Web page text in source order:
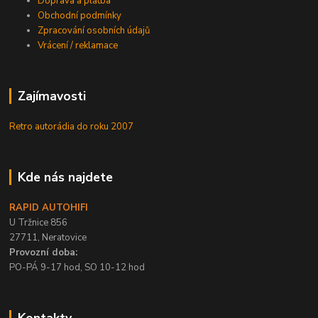
Obchodní podmínky
Zpracování osobních údajů
Vrácení / reklamace
Zajímavosti
Retro autorádia do roku 2007
Kde nás najdete
RAPID AUTOHIFI
U Tržnice 856
27711, Neratovice
Provozní doba:
PO-PÁ 9-17 hod, SO 10-12 hod